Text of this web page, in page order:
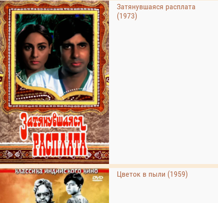
Затянувшаяся расплата
(1973)
Цветок в пыли (1959)